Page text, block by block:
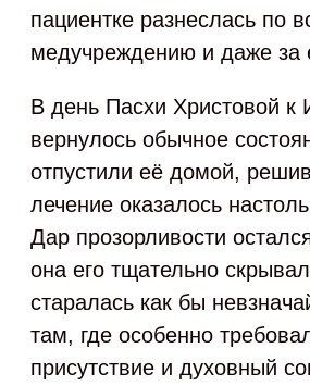
пациентке разнеслась по
медучреждению и даже за
В день Пасхи Христовой к
вернулось обычное
отпустили её домой,
лечение оказалось
Дар прозорливости
она его тщательно
старалась как бы
там, где особенно
присутствие и духовный